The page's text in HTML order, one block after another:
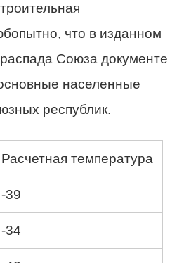
что в изданном
Союза документе
населенные
республик.
Расчетная температура
-39
-34